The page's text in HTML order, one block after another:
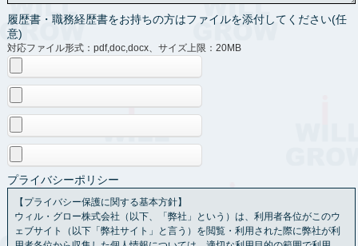
履歴書・職務経歴書をお持ちの方はファイルを添付してください(任
意)
対応ファイル形式：pdf,doc,docx、サイズ上限：20MB
プライバシーポリシー
【プライバシー保護に関する基本方針】
ウィル・グロー株式会社（以下、「弊社」という）は、利用者各位がこのウ
ェブサイト（以下「弊社サイト」と言う）を閲覧・利用された際に弊社が利